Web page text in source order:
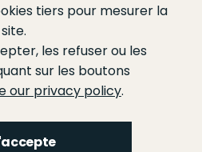
tiers pour mesurer la
les refuser ou les
sur les boutons
our privacy policy.